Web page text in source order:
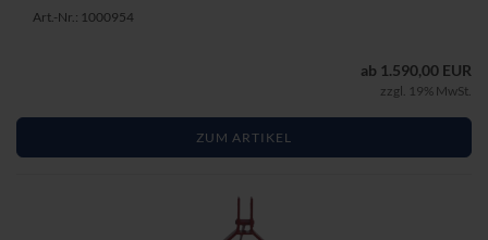
Art.-Nr.: 1000954
ab 1.590,00 EUR
zzgl. 19% MwSt.
ZUM ARTIKEL